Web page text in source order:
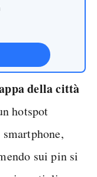
della città
hotspot
sui pin si